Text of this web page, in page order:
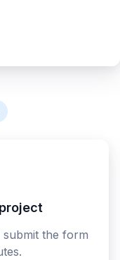
the form